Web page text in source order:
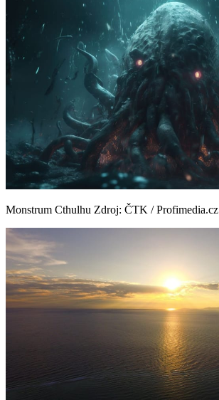
Monstrum Cthulhu Zdroj: ČTK / Profimedia.cz